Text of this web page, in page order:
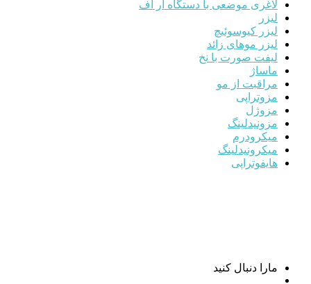
لاغری موضعی با دستگاه ار اف
لیزر
لیزر کیوسوئیچ
لیزر موهای زائد
لیفت صورت با نخ
ماساژ
مراقبت از مو
مزوتراپی
مزوژل
مزونیدلینگ
میکرودرم
میکرونیدلینگ
هایفوتراپی
مارا دنبال کنید